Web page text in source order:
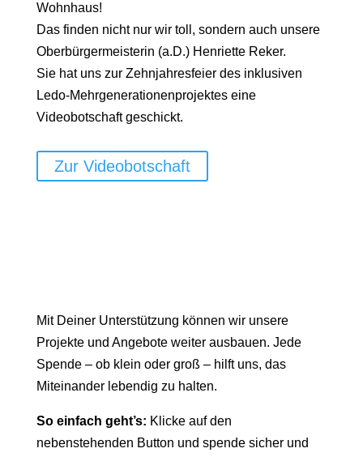
Wohnhaus!
Das finden nicht nur wir toll, sondern auch unsere
Oberbürgermeisterin (a.D.) Henriette Reker.
Sie hat uns zur Zehnjahresfeier des inklusiven
Ledo-Mehrgenerationenprojektes eine
Videobotschaft geschickt.
Zur Videobotschaft
Mit Deiner Unterstützung können wir unsere
Projekte und Angebote weiter ausbauen. Jede
Spende – ob klein oder groß – hilft uns, das
Miteinander lebendig zu halten.
So einfach geht’s: Klicke auf den
nebenstehenden Button und spende sicher und